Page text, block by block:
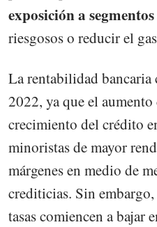
exposición a
riesgosos o reducir el
La rentabilidad
2022, ya que el aumento
crecimiento del crédito
minoristas de mayor
márgenes en medio de
crediticias. Sin
tasas comiencen a bajar